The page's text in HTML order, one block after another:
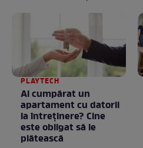
PLAYTECH
Ai cumpărat un
apartament cu datorii
la întreținere? Cine
este obligat să le
plătească